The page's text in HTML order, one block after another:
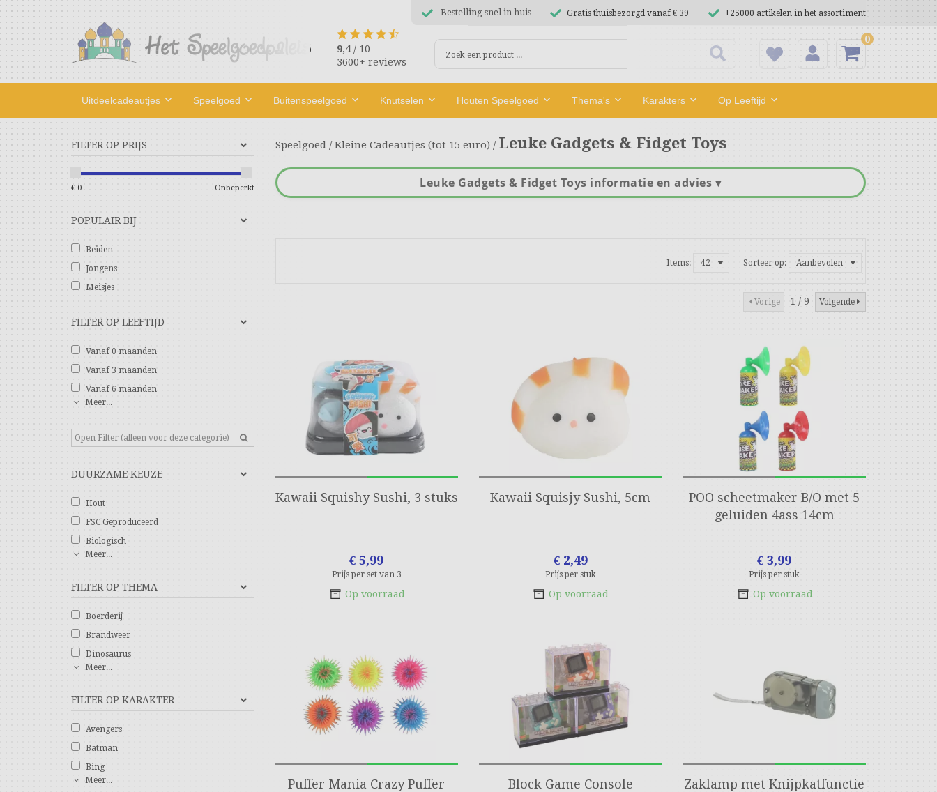
Bestelling snel in huis Gratis thuisbezorgd vanaf € 39 +25000 artikelen in het assortiment
9,4/ 10
3600+ reviews
0
Uitdeelcadeautjes Speelgoed Buitenspeelgoed Knutselen Houten Speelgoed Thema's Karakters Op Leeftijd
FILTER OP PRIJS
€ 0 Onbeperkt
POPULAIR BIJ
Beiden
Jongens
Meisjes
FILTER OP LEEFTIJD
Vanaf 0 maanden
Vanaf 3 maanden
Vanaf 6 maanden
Meer...
DUURZAME KEUZE
Hout
FSC Geproduceerd
Biologisch
Meer...
FILTER OP THEMA
Boerderij
Brandweer
Dinosaurus
Meer...
FILTER OP KARAKTER
Avengers
Batman
Bing
Meer...
Speelgoed/ Kleine Cadeautjes (tot 15 euro) / Leuke Gadgets & Fidget Toys
Leuke Gadgets & Fidget Toys informatie en advies ▾
Sorteer op: Aanbevolen
Items: 42
Vorige 1 / 9 Volgende
Kawaii Squishy Sushi, 3 stuks
€ 5,99
Prijs per set van 3
Op voorraad
Kawaii Squisjy Sushi, 5cm
€ 2,49
Prijs per stuk
Op voorraad
POO scheetmaker B/O met 5
geluiden 4ass 14cm
€ 3,99
Prijs per stuk
Op voorraad
Puffer Mania Crazy Puffer
Block Game Console Zaklamp met Knijpkatfunctie